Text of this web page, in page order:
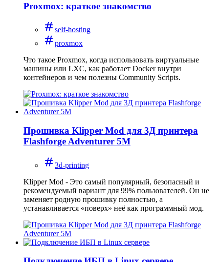
Proxmox: краткое знакомство
self-hosting
proxmox
Что такое Proxmox, когда использовать виртуальные
машины или LXC, как работает Docker внутри
контейнеров и чем полезны Community Scripts.
Прошивка Klipper Mod для 3Д принтера
Flashforge Adventurer 5M
3d-printing
Klipper Mod - Это самый популярный, безопасный и
рекомендуемый вариант для 99% пользователей. Он не
заменяет родную прошивку полностью, а
устанавливается «поверх» неё как программный мод.